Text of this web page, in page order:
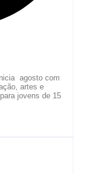
agosto com
artes e
jovens de 15